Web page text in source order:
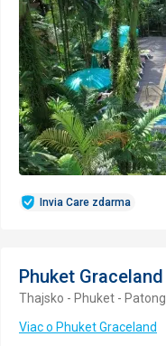
Invia Care zdarma
Phuket Graceland
Thajsko - Phuket - Patong
Viac o Phuket Graceland